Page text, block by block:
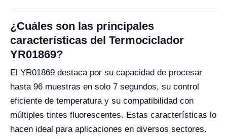
¿Cuáles son las principales
características del Termociclador
YR01869?
El YR01869 destaca por su capacidad de procesar
hasta 96 muestras en solo 7 segundos, su control
eficiente de temperatura y su compatibilidad con
múltiples tintes fluorescentes. Estas características lo
hacen ideal para aplicaciones en diversos sectores.